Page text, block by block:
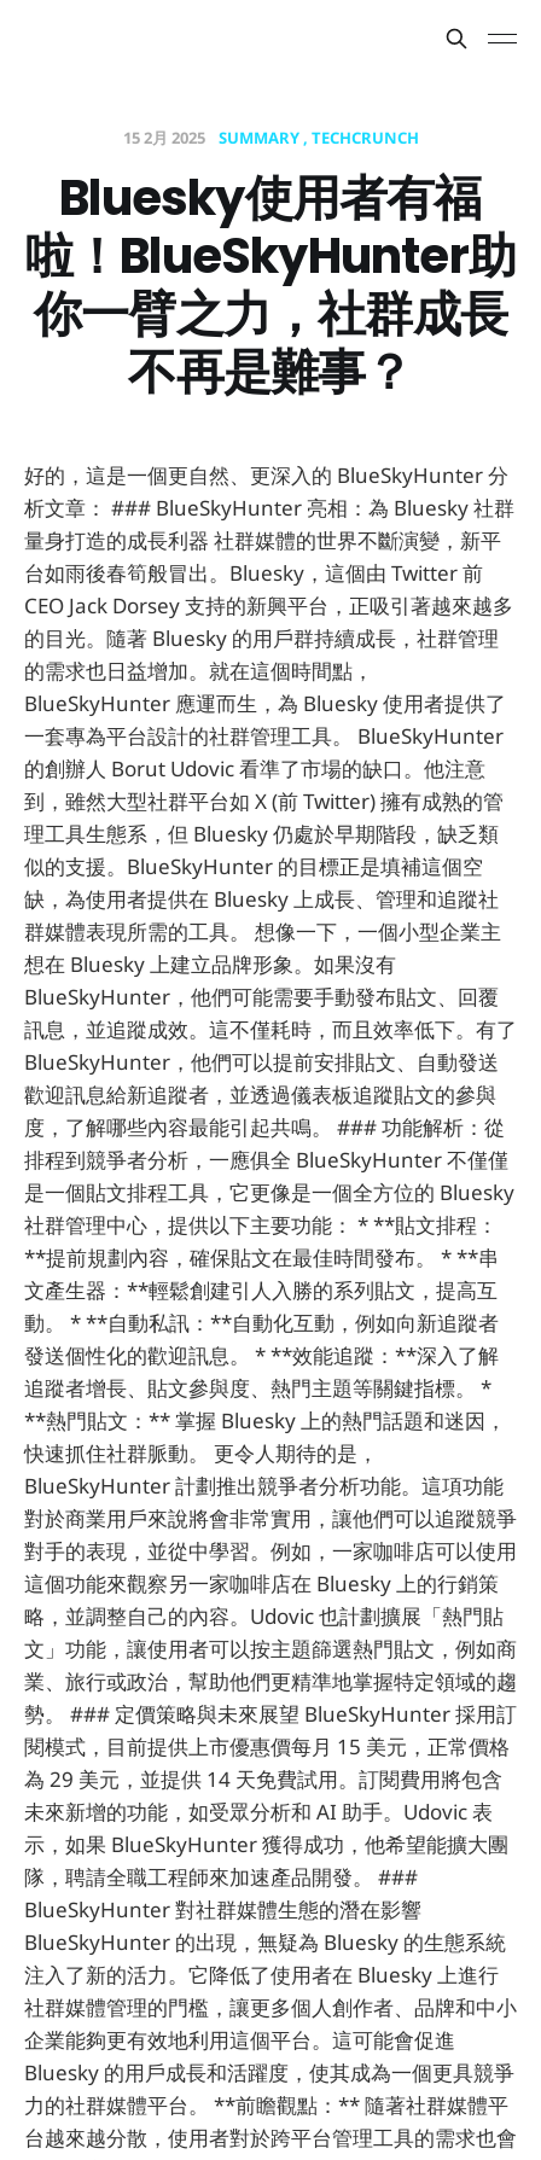
15 2月 2025 SUMMARY TECHCRUNCH
Bluesky使用者有福
啦！BlueSkyHunter助
你一臂之力，社群成長
不再是難事？
好的，這是一個更自然、更深入的 BlueSkyHunter 分
析文章： ### BlueSkyHunter 亮相：為 Bluesky 社群
量身打造的成長利器 社群媒體的世界不斷演變，新平
台如雨後春筍般冒出。Bluesky，這個由 Twitter 前
CEO Jack Dorsey 支持的新興平台，正吸引著越來越多
的目光。隨著 Bluesky 的用戶群持續成長，社群管理
的需求也日益增加。就在這個時間點，
BlueSkyHunter 應運而生，為 Bluesky 使用者提供了
一套專為平台設計的社群管理工具。 BlueSkyHunter
的創辦人 Borut Udovic 看準了市場的缺口。他注意
到，雖然大型社群平台如 X (前 Twitter) 擁有成熟的管
理工具生態系，但 Bluesky 仍處於早期階段，缺乏類
似的支援。BlueSkyHunter 的目標正是填補這個空
缺，為使用者提供在 Bluesky 上成長、管理和追蹤社
群媒體表現所需的工具。 想像一下，一個小型企業主
想在 Bluesky 上建立品牌形象。如果沒有
BlueSkyHunter，他們可能需要手動發布貼文、回覆
訊息，並追蹤成效。這不僅耗時，而且效率低下。有了
BlueSkyHunter，他們可以提前安排貼文、自動發送
歡迎訊息給新追蹤者，並透過儀表板追蹤貼文的參與
度，了解哪些內容最能引起共鳴。 ### 功能解析：從
排程到競爭者分析，一應俱全 BlueSkyHunter 不僅僅
是一個貼文排程工具，它更像是一個全方位的 Bluesky
社群管理中心，提供以下主要功能： * **貼文排程：
**提前規劃內容，確保貼文在最佳時間發布。 * **串
文產生器：**輕鬆創建引人入勝的系列貼文，提高互
動。 * **自動私訊：**自動化互動，例如向新追蹤者
發送個性化的歡迎訊息。 * **效能追蹤：**深入了解
追蹤者增長、貼文參與度、熱門主題等關鍵指標。 *
**熱門貼文：** 掌握 Bluesky 上的熱門話題和迷因，
快速抓住社群脈動。 更令人期待的是，
BlueSkyHunter 計劃推出競爭者分析功能。這項功能
對於商業用戶來說將會非常實用，讓他們可以追蹤競爭
對手的表現，並從中學習。例如，一家咖啡店可以使用
這個功能來觀察另一家咖啡店在 Bluesky 上的行銷策
略，並調整自己的內容。Udovic 也計劃擴展「熱門貼
文」功能，讓使用者可以按主題篩選熱門貼文，例如商
業、旅行或政治，幫助他們更精準地掌握特定領域的趨
勢。 ### 定價策略與未來展望 BlueSkyHunter 採用訂
閱模式，目前提供上市優惠價每月 15 美元，正常價格
為 29 美元，並提供 14 天免費試用。訂閱費用將包含
未來新增的功能，如受眾分析和 AI 助手。Udovic 表
示，如果 BlueSkyHunter 獲得成功，他希望能擴大團
隊，聘請全職工程師來加速產品開發。 ###
BlueSkyHunter 對社群媒體生態的潛在影響
BlueSkyHunter 的出現，無疑為 Bluesky 的生態系統
注入了新的活力。它降低了使用者在 Bluesky 上進行
社群媒體管理的門檻，讓更多個人創作者、品牌和中小
企業能夠更有效地利用這個平台。這可能會促進
Bluesky 的用戶成長和活躍度，使其成為一個更具競爭
力的社群媒體平台。 **前瞻觀點：** 隨著社群媒體平
台越來越分散，使用者對於跨平台管理工具的需求也會